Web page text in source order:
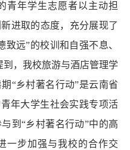
青年学生志愿者以主动担
进取的态度，充分展现了
致远”的校训和自强不息、
到，我校旅游与酒店管理学
“乡村著名行动”是云南省
年大学生社会实践专项活
与到“乡村著名行动”中的高
一步加强与我校的合作交